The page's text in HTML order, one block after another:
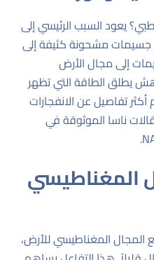
يعود السبب الرئيسي إلى
جسيمات مشحونة كثيفة إلى
إلى مجال الأرض
يطلق الطاقة التي تظهر
تفاصيل عن الانفجارات
ناسا الموثوقة في
.
المغناطيسي
المغناطيسي للأرض،